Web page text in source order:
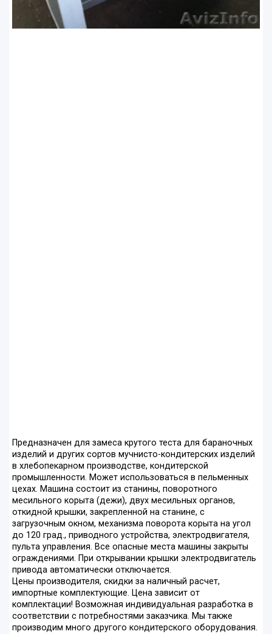
Предназначен для замеса крутого теста для бараночных
изделий и других сортов мучнисто-кондитерских изделий
в хлебопекарном производстве, кондитерской
промышленности. Может использоваться в пельменных
цехах. Машина состоит из станины, поворотного
месильного корыта (дежи), двух месильных органов,
откидной крышки, закрепленной на станине, с
загрузочным окном, механизма поворота корыта на угол
до 120 град., приводного устройства, электродвигателя,
пульта управления. Все опасные места машины закрыты
ограждениями. При открывании крышки электродвигатель
привода автоматически отключается.
Цены производителя, скидки за наличный расчет,
импортные комплектующие. Цена зависит от
комплектации! Возможная индивидуальная разработка в
соответствии с потребностями заказчика. Мы также
производим много другого кондитерского оборудования.